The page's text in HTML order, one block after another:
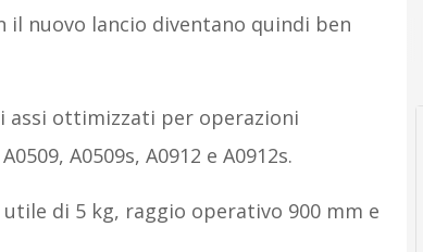
nuovo lancio diventano quindi ben
assi ottimizzati per operazioni
A0509s, A0912 e A0912s.
di 5 kg, raggio operativo 900 mm e